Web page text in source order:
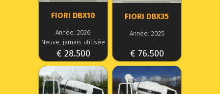
FIORI DBX10
Année: 2026
Neuve, jamais utilisée
€ 28.500
FIORI DBX35
Année: 2025
€ 76.500